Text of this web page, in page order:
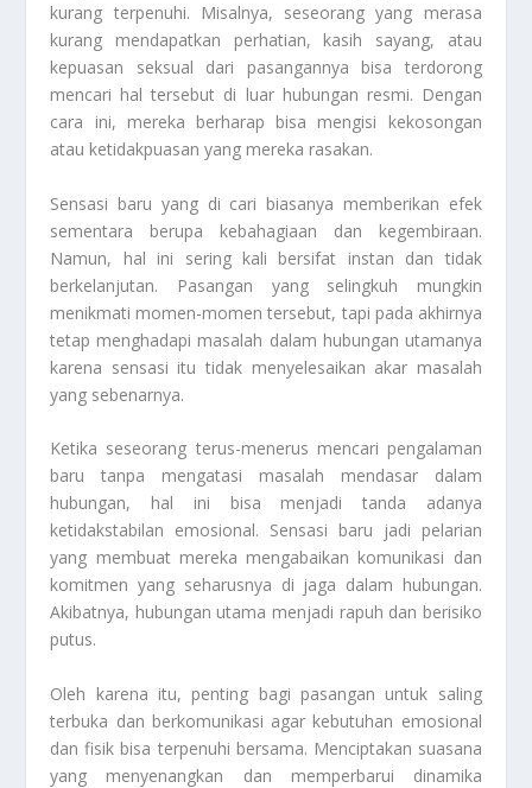
kurang terpenuhi. Misalnya, seseorang yang merasa
kurang mendapatkan perhatian, kasih sayang, atau
kepuasan seksual dari pasangannya bisa terdorong
mencari hal tersebut di luar hubungan resmi. Dengan
cara ini, mereka berharap bisa mengisi kekosongan
atau ketidakpuasan yang mereka rasakan.
Sensasi baru yang di cari biasanya memberikan efek
sementara berupa kebahagiaan dan kegembiraan.
Namun, hal ini sering kali bersifat instan dan tidak
berkelanjutan. Pasangan yang selingkuh mungkin
menikmati momen-momen tersebut, tapi pada akhirnya
tetap menghadapi masalah dalam hubungan utamanya
karena sensasi itu tidak menyelesaikan akar masalah
yang sebenarnya.
Ketika seseorang terus-menerus mencari pengalaman
baru tanpa mengatasi masalah mendasar dalam
hubungan, hal ini bisa menjadi tanda adanya
ketidakstabilan emosional. Sensasi baru jadi pelarian
yang membuat mereka mengabaikan komunikasi dan
komitmen yang seharusnya di jaga dalam hubungan.
Akibatnya, hubungan utama menjadi rapuh dan berisiko
putus.
Oleh karena itu, penting bagi pasangan untuk saling
terbuka dan berkomunikasi agar kebutuhan emosional
dan fisik bisa terpenuhi bersama. Menciptakan suasana
yang menyenangkan dan memperbarui dinamika